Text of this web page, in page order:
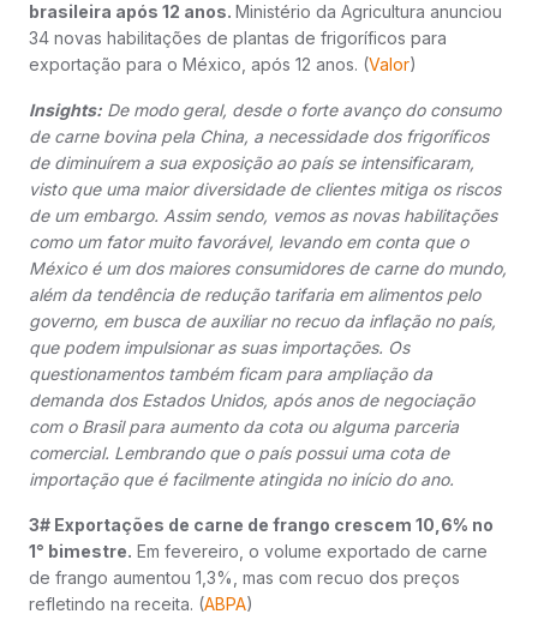
brasileira após 12 anos. Ministério da Agricultura anunciou
34 novas habilitações de plantas de frigoríficos para
exportação para o México, após 12 anos. (Valor)
Insights: De modo geral, desde o forte avanço do consumo
de carne bovina pela China, a necessidade dos frigoríficos
de diminuírem a sua exposição ao país se intensificaram,
visto que uma maior diversidade de clientes mitiga os riscos
de um embargo. Assim sendo, vemos as novas habilitações
como um fator muito favorável, levando em conta que o
México é um dos maiores consumidores de carne do mundo,
além da tendência de redução tarifaria em alimentos pelo
governo, em busca de auxiliar no recuo da inflação no país,
que podem impulsionar as suas importações. Os
questionamentos também ficam para ampliação da
demanda dos Estados Unidos, após anos de negociação
com o Brasil para aumento da cota ou alguma parceria
comercial. Lembrando que o país possui uma cota de
importação que é facilmente atingida no início do ano.
3# Exportações de carne de frango crescem 10,6% no
1° bimestre. Em fevereiro, o volume exportado de carne
de frango aumentou 1,3%, mas com recuo dos preços
refletindo na receita. (ABPA)